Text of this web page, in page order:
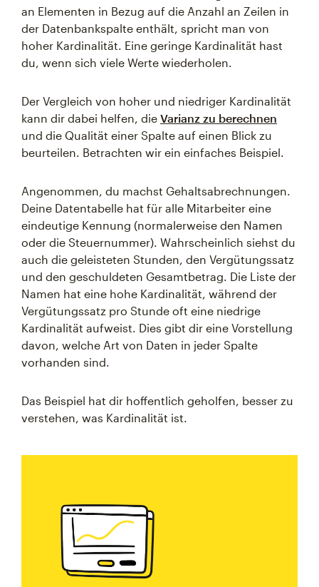
an Elementen in Bezug auf die Anzahl an Zeilen in
der Datenbankspalte enthält, spricht man von
hoher Kardinalität. Eine geringe Kardinalität hast
du, wenn sich viele Werte wiederholen.
Der Vergleich von hoher und niedriger Kardinalität
kann dir dabei helfen, die Varianz zu berechnen
und die Qualität einer Spalte auf einen Blick zu
beurteilen. Betrachten wir ein einfaches Beispiel.
Angenommen, du machst Gehaltsabrechnungen.
Deine Datentabelle hat für alle Mitarbeiter eine
eindeutige Kennung (normalerweise den Namen
oder die Steuernummer). Wahrscheinlich siehst du
auch die geleisteten Stunden, den Vergütungssatz
und den geschuldeten Gesamtbetrag. Die Liste der
Namen hat eine hohe Kardinalität, während der
Vergütungssatz pro Stunde oft eine niedrige
Kardinalität aufweist. Dies gibt dir eine Vorstellung
davon, welche Art von Daten in jeder Spalte
vorhanden sind.
Das Beispiel hat dir hoffentlich geholfen, besser zu
verstehen, was Kardinalität ist.